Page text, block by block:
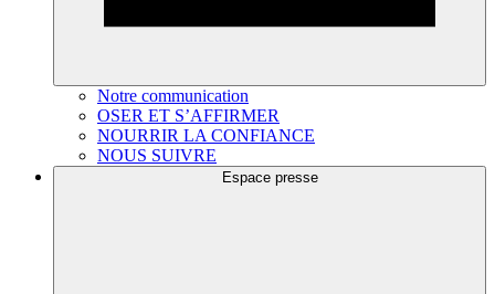
Notre communication
OSER ET S’AFFIRMER
NOURRIR LA CONFIANCE
NOUS SUIVRE
Espace presse